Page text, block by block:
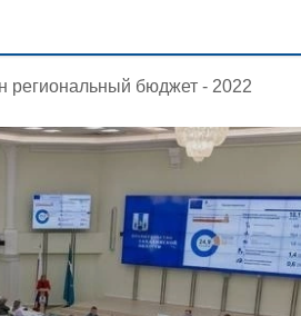
региональный бюджет - 2022